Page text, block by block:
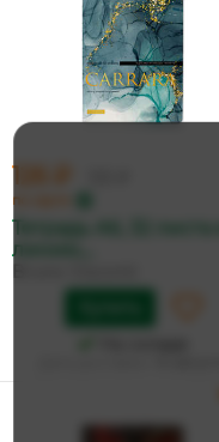
126 ₽
по карте
Тетрадь А6, 32 листа в
линию,...